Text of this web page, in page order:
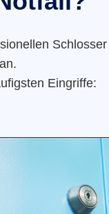
Eingriffe: